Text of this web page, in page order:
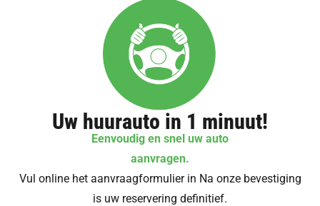
Uw huurauto in 1 minuut!
Eenvoudig en snel uw auto
aanvragen.
Vul online het aanvraagformulier in Na onze bevestiging
is uw reservering definitief.